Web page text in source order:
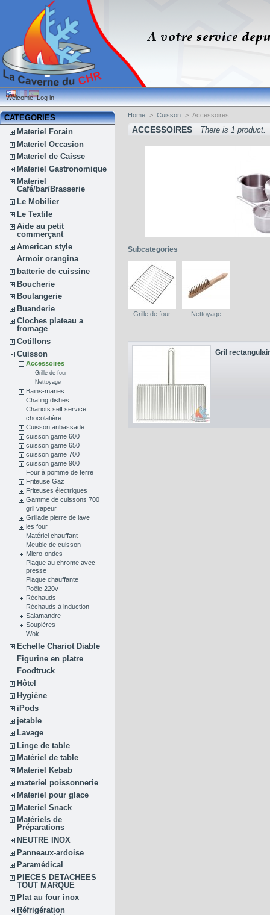
Welcome,Log in
CATEGORIES
Materiel Forain
Materiel Occasion
Materiel de Caisse
Materiel Gastronomique
Materiel
Café/bar/Brasserie
Le Mobilier
Le Textile
Aide au petit
commerçant
American style
Armoir orangina
batterie de cuissine
Boucherie
Boulangerie
Buanderie
Cloches plateau a
fromage
Cotillons
Cuisson
Accessoires
Grille de four
Nettoyage
Bains-maries
Chafing dishes
Chariots self service
chocolatière
Cuisson anbassade
cuisson game 600
cuisson game 650
cuisson game 700
cuisson game 900
Four à pomme de terre
Friteuse Gaz
Friteuses électriques
Gamme de cuissons 700
gril vapeur
Grillade pierre de lave
les four
Matériel chauffant
Meuble de cuisson
Micro-ondes
Plaque au chrome avec
presse
Plaque chauffante
Poêle 220v
Réchauds
Réchauds à induction
Salamandre
Soupières
Wok
Echelle Chariot Diable
Figurine en platre
Foodtruck
Hôtel
Hygiène
iPods
jetable
Lavage
Linge de table
Matériel de table
Materiel Kebab
materiel poissonnerie
Materiel pour glace
Materiel Snack
Matériels de
Préparations
NEUTRE INOX
Panneaux-ardoise
Paramédical
PIECES DETACHEES
TOUT MARQUE
Plat au four inox
Réfrigération
Home > Cuisson > Accessoires
ACCESSOIRES There is 1 product.
Subcategories
Grille de four Nettoyage
Gril